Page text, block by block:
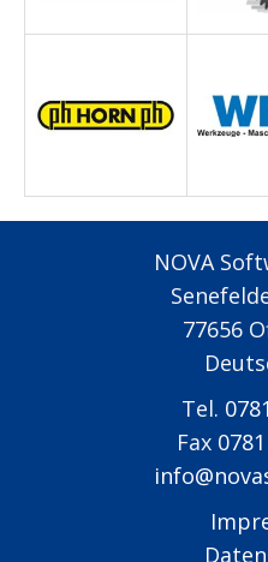
NOVA
77656
Tel.
Fax